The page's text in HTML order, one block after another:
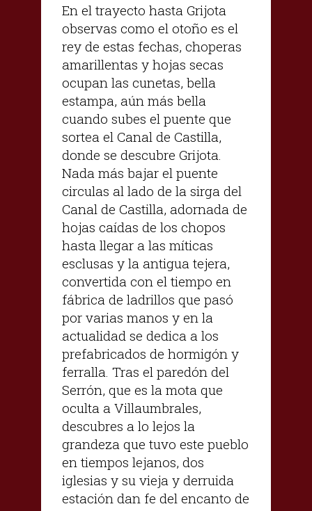
En el trayecto hasta Grijota
observas como el otoño es el
rey de estas fechas, choperas
amarillentas y hojas secas
ocupan las cunetas, bella
estampa, aún más bella
cuando subes el puente que
sortea el Canal de Castilla,
donde se descubre Grijota.
Nada más bajar el puente
circulas al lado de la sirga del
Canal de Castilla, adornada de
hojas caídas de los chopos
hasta llegar a las míticas
esclusas y la antigua tejera,
convertida con el tiempo en
fábrica de ladrillos que pasó
por varias manos y en la
actualidad se dedica a los
prefabricados de hormigón y
ferralla. Tras el paredón del
Serrón, que es la mota que
oculta a Villaumbrales,
descubres a lo lejos la
grandeza que tuvo este pueblo
en tiempos lejanos, dos
iglesias y su vieja y derruida
estación dan fe del encanto de